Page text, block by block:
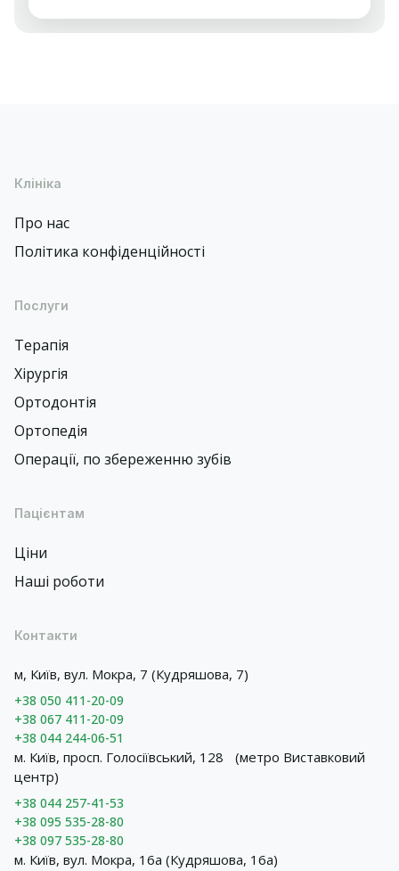
Клініка
Про нас
Політика конфіденційності
Послуги
Терапія
Хірургія
Ортодонтія
Ортопедія
Операції, по збереженню зубів
Пацієнтам
Ціни
Наші роботи
Контакти
м, Київ, вул. Мокра, 7 (Кудряшова, 7)
+38 050 411-20-09
+38 067 411-20-09
+38 044 244-06-51
м. Київ, просп. Голосіївський, 128 (метро Виставковий
центр)
+38 044 257-41-53
+38 095 535-28-80
+38 097 535-28-80
м. Київ, вул. Мокра, 16а (Кудряшова, 16а)